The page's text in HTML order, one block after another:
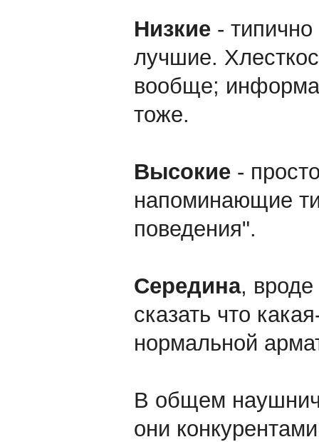
Низкие-
лучшие.
вообще;
тоже.
Высокие-
напоминающие
поведения".
Середина,
сказать что
нормальной
В общем
они